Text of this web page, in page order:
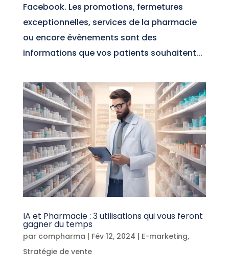
Facebook. Les promotions, fermetures
exceptionnelles, services de la pharmacie
ou encore évènements sont des
informations que vos patients souhaitent...
IA et Pharmacie : 3 utilisations qui vous feront
gagner du temps
par compharma | Fév 12, 2024 | E-marketing,
Stratégie de vente